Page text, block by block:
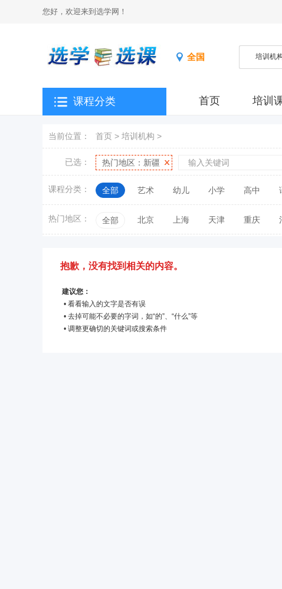
您好，欢迎来到选学网！
全国
课程分类 首页 培训
当前位置： 首页 > 培训机构 >
已选： 热门地区：新疆
课程分类： 全部 艺术 幼儿 小学 高中
热门地区： 全部 北京 上海 天津 重庆
新疆 台湾
抱歉，没有找到相关的内容。
建议您：
• 看看输入的文字是否有误
• 去掉可能不必要的字词，如“的”、“什么”等
• 调整更确切的关键词或搜索条件